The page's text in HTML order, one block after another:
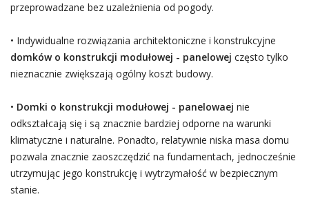
przeprowadzane bez uzależnienia od pogody.
• Indywidualne rozwiązania architektoniczne i konstrukcyjne
domków o konstrukcji modułowej - panelowej często tylko
nieznacznie zwiększają ogólny koszt budowy.
• Domki o konstrukcji modułowej - panelowaej nie
odkształcają się i są znacznie bardziej odporne na warunki
klimatyczne i naturalne. Ponadto, relatywnie niska masa domu
pozwala znacznie zaoszczędzić na fundamentach, jednocześnie
utrzymując jego konstrukcję i wytrzymałość w bezpiecznym
stanie.